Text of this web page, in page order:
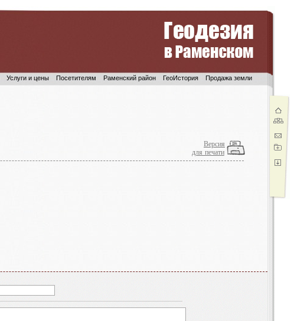
Услуги и цены Посетителям Раменский район ГеоИстория Продажа земли
Версия
для печати